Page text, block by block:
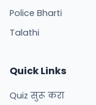
Police Bharti
Talathi
Quick Links
Quiz सुरू करा